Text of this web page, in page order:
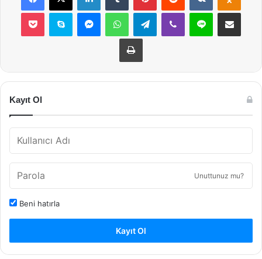
Pocket Skype MessengerWhatsAppTelegramViber Line E-Posta ile
Yazdır
Kayıt Ol
Unuttunuz mu?
Beni hatırla
Kayıt Ol